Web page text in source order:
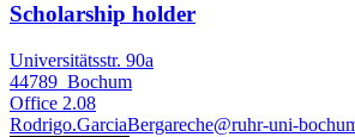
Scholarship holder
Universitätsstr. 90a
44789 Bochum
Office 2.08
Rodrigo.GarciaBergareche@ruhr-uni-